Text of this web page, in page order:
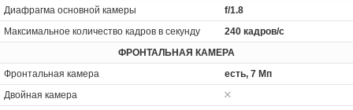
Диафрагма основной камеры
f/1.8
Максимальное количество кадров в секунду
240 кадров/с
ФРОНТАЛЬНАЯ КАМЕРА
Фронтальная камера
есть, 7 Мп
Двойная камера